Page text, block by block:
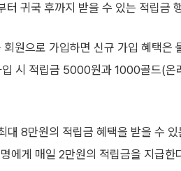
터 귀국 후까지 받을 수 있는 적립금
원으로 가입하면 신규 가입 혜택은
시 적립금 5000원과 1000골드(
대 8만원의 적립금 혜택을 받을 수
에게 매일 2만원의 적립금을 지급한